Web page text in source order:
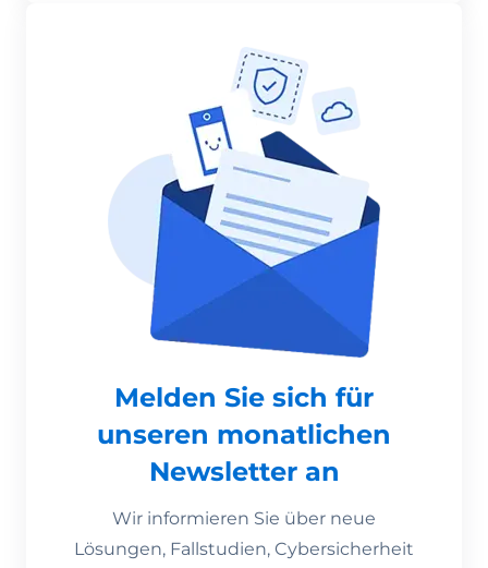
Melden Sie sich für
unseren monatlichen
Newsletter an
Wir informieren Sie über neue
Lösungen, Fallstudien, Cybersicherheit